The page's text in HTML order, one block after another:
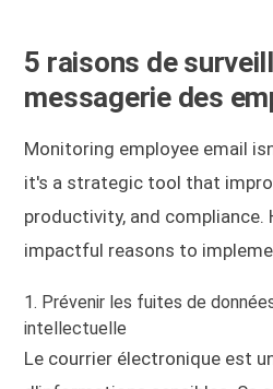
5 raisons de
messagerie des
Monitoring employee email
it's a strategic tool that
productivity, and compliance.
impactful reasons to
1. Prévenir les fuites de
intellectuelle
Le courrier électronique est